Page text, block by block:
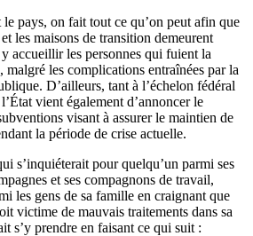
pays, on fait tout ce qu’on peut afin que
les maisons de transition demeurent
accueillir les personnes qui fuient la
les complications entraînées par la
D’ailleurs, tant à l’échelon fédéral
vient également d’annoncer le
visant à assurer le maintien de
la période de crise actuelle.
s’inquiéterait pour quelqu’un parmi ses
et ses compagnons de travail,
les gens de sa famille en craignant que
victime de mauvais traitements dans sa
s’y prendre en faisant ce qui suit :